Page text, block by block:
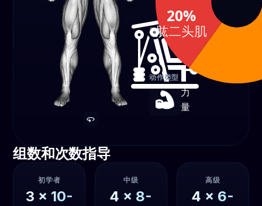
20%
器械
绳索
动作类型
力
量
20%
肱二头肌
组数和次数指导
初学者
3 x 10-
中级
4 x 8-
高级
4 x 6-